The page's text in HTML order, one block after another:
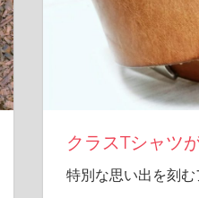
クラスTシャツ
特別な思い出を刻